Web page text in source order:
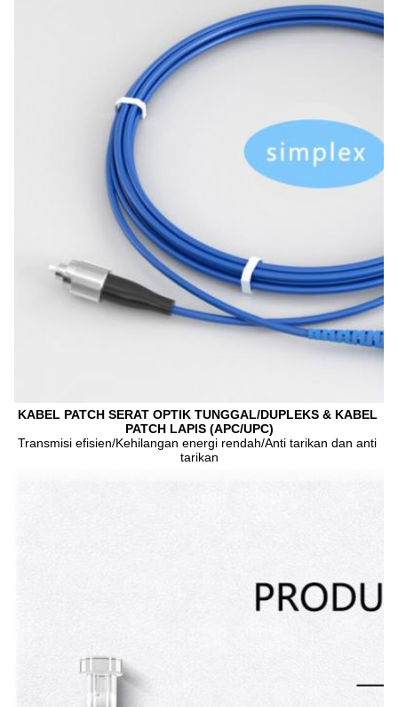
KABEL PATCH SERAT OPTIK TUNGGAL/DUPLEKS & KABEL
PATCH LAPIS (APC/UPC)
Transmisi efisien/Kehilangan energi rendah/Anti tarikan dan anti
tarikan